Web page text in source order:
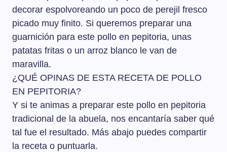
decorar espolvoreando un poco de perejil fresco
picado muy finito. Si queremos preparar una
guarnición para este pollo en pepitoria, unas
patatas fritas o un arroz blanco le van de
maravilla.
¿QUÉ OPINAS DE ESTA RECETA DE POLLO
EN PEPITORIA?
Y si te animas a preparar este pollo en pepitoria
tradicional de la abuela, nos encantaría saber qué
tal fue el resultado. Más abajo puedes compartir
la receta o puntuarla.